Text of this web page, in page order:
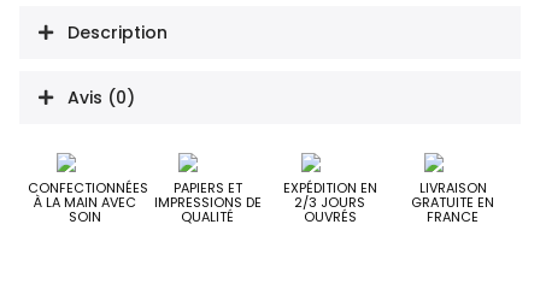
Description
Avis (0)
CONFECTIONNÉES
À LA MAIN AVEC
SOIN
PAPIERS ET
IMPRESSIONS DE
QUALITÉ
EXPÉDITION EN
2/3 JOURS
OUVRÉS
LIVRAISON
GRATUITE EN
FRANCE